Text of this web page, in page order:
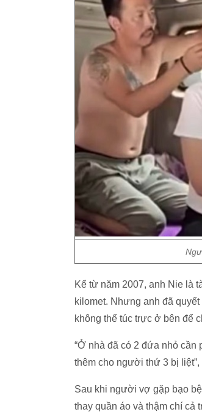
Kể từ năm 2007, anh Nie là
kilomet. Nhưng anh đã
không thể túc trực ở bên để
“Ở nhà đã có 2 đứa nhỏ cần
thêm cho người thứ 3 bị
Sau khi người vợ gặp bạo
thay quần áo và thậm chí cả